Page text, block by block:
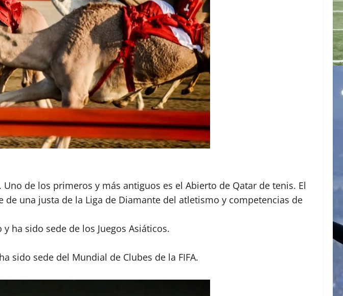
de los primeros y más antiguos es el Abierto de Qatar de tenis. El
una justa de la Liga de Diamante del atletismo y competencias de
ha sido sede de los Juegos Asiáticos.
sido sede del Mundial de Clubes de la FIFA.